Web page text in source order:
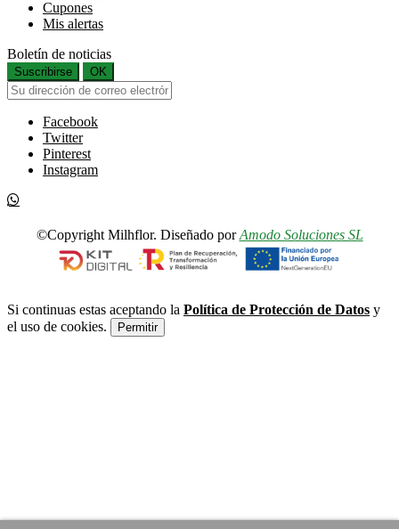
Cupones
Mis alertas
Boletín de noticias
Suscribirse OK
Facebook
Twitter
Pinterest
Instagram
©Copyright Milhflor. Diseñado porAmodo Soluciones SL
Si continuas estas aceptando la Política de Protección de Datos y
el uso de cookies.
Permitir